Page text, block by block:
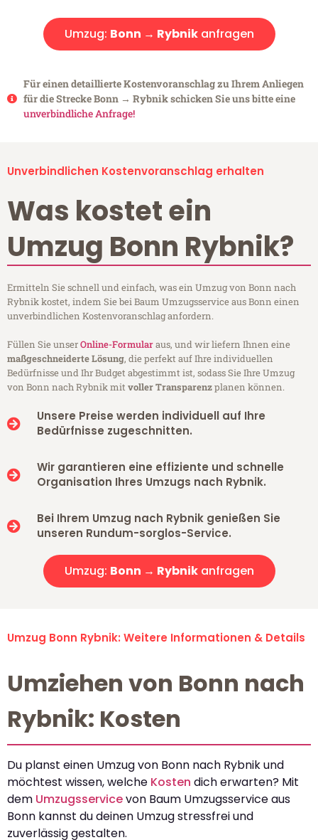
Umzug: Bonn → Rybnikanfragen
Für einen detaillierte Kostenvoranschlag zu Ihrem Anliegen
für die Strecke Bonn → Rybnik schicken Sie uns bitte eine
unverbindliche Anfrage!
Unverbindlichen Kostenvoranschlag erhalten
Was kostet ein
Umzug Bonn Rybnik?
Ermitteln Sie schnell und einfach, was ein Umzug von Bonn nach
Rybnik kostet, indem Sie bei Baum Umzugsservice aus Bonn einen
unverbindlichen Kostenvoranschlag anfordern.
Füllen Sie unserOnline-Formularaus, und wir liefern Ihnen eine
maßgeschneiderte Lösung, die perfekt auf Ihre individuellen
Bedürfnisse und Ihr Budget abgestimmt ist, sodass Sie Ihre Umzug
von Bonn nach Rybnik mitvoller Transparenzplanen können.
Unsere Preise werden individuell auf Ihre
Bedürfnisse zugeschnitten.
Wir garantieren eine effiziente und schnelle
Organisation Ihres Umzugs nach Rybnik.
Bei Ihrem Umzug nach Rybnik genießen Sie
unseren Rundum-sorglos-Service.
Umzug: Bonn → Rybnikanfragen
Umzug Bonn Rybnik: Weitere Informationen & Details
Umziehen von Bonn nach
Rybnik: Kosten
Du planst einen Umzug von Bonn nach Rybnik und
möchtest wissen, welche Kosten dich erwarten? Mit
dem Umzugsservicevon Baum Umzugsservice aus
Bonn kannst du deinen Umzug stressfrei und
zuverlässig gestalten.